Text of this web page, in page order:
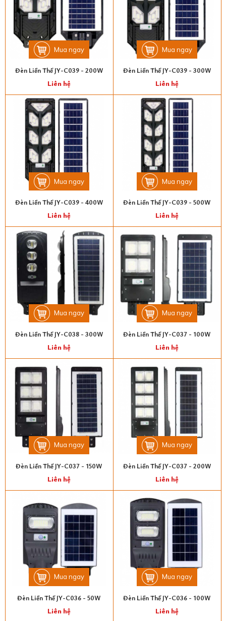
Mua ngay
Đèn Liền Thể JY-C039 - 200W
Liên hệ
Mua ngay
Đèn Liền Thể JY-C039 - 300W
Liên hệ
Mua ngay
Đèn Liền Thể JY-C039 - 400W
Liên hệ
Mua ngay
Đèn Liền Thể JY-C039 - 500W
Liên hệ
Mua ngay
Đèn Liền Thể JY-C038 - 300W
Liên hệ
Mua ngay
Đèn Liền Thể JY-C037 - 100W
Liên hệ
Mua ngay
Đèn Liền Thể JY-C037 - 150W
Liên hệ
Mua ngay
Đèn Liền Thể JY-C037 - 200W
Liên hệ
Mua ngay
Đèn Liền Thể JY-C036 - 50W
Liên hệ
Mua ngay
Đèn Liền Thể JY-C036 - 100W
Liên hệ